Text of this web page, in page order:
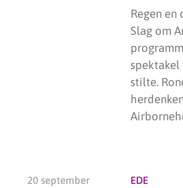
Regen
Slag om
spektakel
stilte.
20 september
EDE